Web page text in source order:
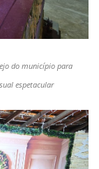
do município para
espetacular